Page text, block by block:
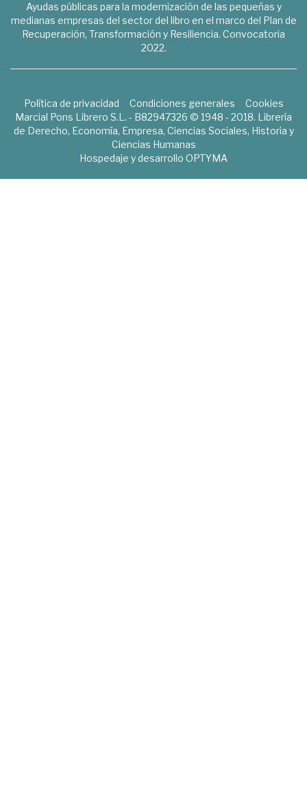
Ayudas públicas para la modernización de las pequeñas y
medianas empresas del sector del libro en el marco del Plan de
Recuperación, Transformación y Resiliencia. Convocatoria
2022.
Política de privacidad Condiciones generales
Cookies
Marcial Pons Librero S.L. - B82947326 © 1948 - 2018. Librería
de Derecho, Economía, Empresa, Ciencias Sociales, Historia y
Ciencias Humanas
Hospedaje y desarrollo OPTYMA